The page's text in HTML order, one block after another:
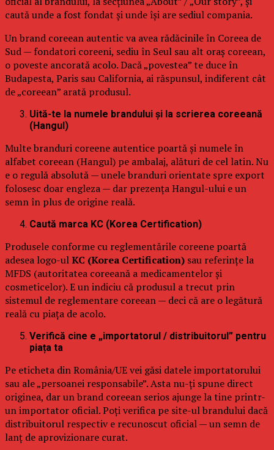
caută unde a fost fondat și unde își are sediul compania.
Un brand coreean autentic va avea rădăcinile în Coreea de
Sud — fondatori coreeni, sediu în Seul sau alt oraș coreean,
o poveste ancorată acolo. Dacă „povestea” te duce în
Budapesta, Paris sau California, ai răspunsul, indiferent cât
de „coreean” arată produsul.
Uită-te la numele brandului și la scrierea coreeană
(Hangul)
Multe branduri coreene autentice poartă și numele în
alfabet coreean (Hangul) pe ambalaj, alături de cel latin. Nu
e o regulă absolută — unele branduri orientate spre export
folosesc doar engleza — dar prezența Hangul-ului e un
semn în plus de origine reală.
Caută marca KC (Korea Certification)
Produsele conforme cu reglementările coreene poartă
adesea logo-ulKC (Korea Certification) sau referințe la
MFDS (autoritatea coreeană a medicamentelor și
cosmeticelor). E un indiciu că produsul a trecut prin
sistemul de reglementare coreean — deci că are o legătură
reală cu piața de acolo.
Verifică cine e „importatorul / distribuitorul” pentru
piața ta
Pe eticheta din România/UE vei găsi datele importatorului
sau ale „persoanei responsabile”. Asta nu-ți spune direct
originea, dar un brand coreean serios ajunge la tine printr-
un importator oficial. Poți verifica pe site-ul brandului dacă
distribuitorul respectiv e recunoscut oficial — un semn de
lanț de aprovizionare curat.